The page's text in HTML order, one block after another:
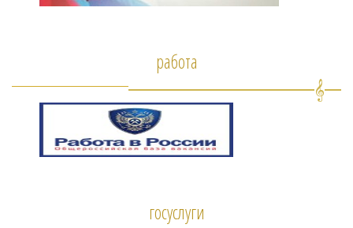
работа
госуслуги